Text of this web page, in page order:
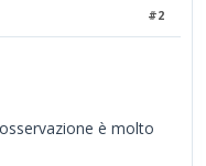
#2
è molto